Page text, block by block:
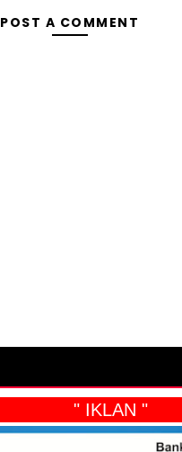
POST A COMMENT
"